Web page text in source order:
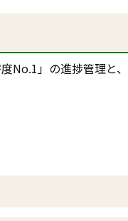
No.1」の進捗管理と